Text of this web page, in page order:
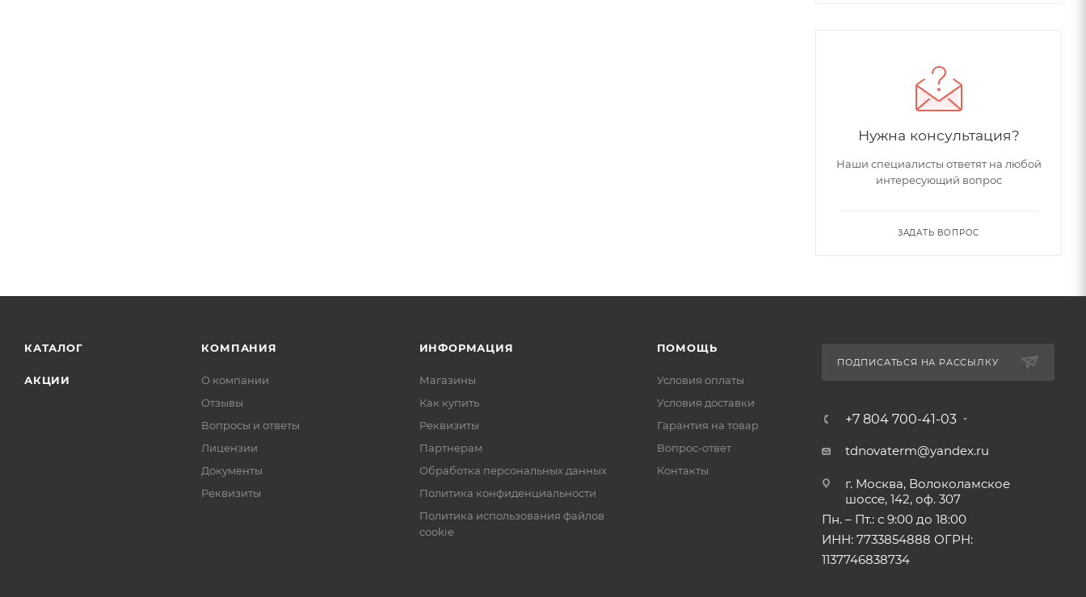
Нужна консультация?
Наши специалисты ответят на любой
интересующий вопрос
ЗАДАТЬ ВОПРОС
КАТАЛОГ
АКЦИИ
КОМПАНИЯ
О компании
Отзывы
Вопросы и ответы
Лицензии
Документы
Реквизиты
ИНФОРМАЦИЯ
Магазины
Как купить
Реквизиты
Партнерам
Обработка персональных данных
Политика конфиденциальности
Политика использования файлов
cookie
ПОМОЩЬ
Условия оплаты
Условия доставки
Гарантия на товар
Вопрос-ответ
Контакты
ПОДПИСАТЬСЯ НА РАССЫЛКУ
+7 804 700-41-03
tdnovaterm@yandex.ru
г. Москва, Волоколамское
шоссе, 142, оф. 307
Пн. – Пт.: с 9:00 до 18:00
ИНН: 7733854888 ОГРН:
1137746838734